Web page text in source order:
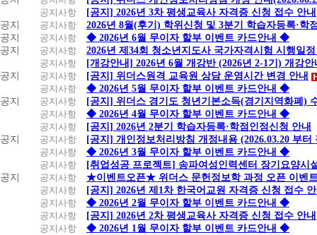
공지사항
[공지] 2026년 3차 평생교육사 자격증 신청 접수 안내
공지
공지사항
2026년 8월(후기) 학위신청 및 3분기 학습자등록·학
공지
공지사항
◆ 2026년 6월 무이자 할부 이벤트 카드안내 ◆
공지
공지사항
2026년 제34회 청소년지도사 국가자격시험 시행일
공지사항
[개강안내] 2026년 6월 개강반 (2026년 2-1기) 개강안
공지
공지사항
[공지] 위더스원격 교육원 상담 운영시간 변경 안내
공지사항
◆ 2026년 5월 무이자 할부 이벤트 카드안내 ◆
공지
공지사항
[공지] 위더스 경기도 청년기본소득(경기지역화폐)
공지사항
◆ 2026년 4월 무이자 할부 이벤트 카드안내 ◆
공지사항
[공지] 2026년 2분기 학습자등록·학점인정신청 안내
공지
공지사항
[공지] 개인정보처리방침 개정내용 (2026.03.20 부터
공지사항
◆ 2026년 3월 무이자 할부 이벤트 카드안내 ◆
공지사항
[취업성공 프로젝트] 송파여성인력센터 장기요양시
공지
공지사항
★이벤트오픈★ 위더스 문헌정보학 과정 오픈 이벤
공지사항
[공지] 2026년 제1차 한국어교원 자격증 신청 접수
공지사항
◆ 2026년 2월 무이자 할부 이벤트 카드안내 ◆
공지사항
[공지] 2026년 2차 평생교육사 자격증 신청 접수 안내
공지사항
◆ 2026년 1월 무이자 할부 이벤트 카드안내 ◆